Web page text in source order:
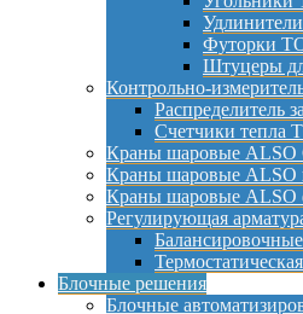
Футорки
Штуцеры
Контрольно-
Распределитель
Счетчики тепла
Краны шаровые ALSO
Краны шаровые ALSO
Краны шаровые ALSO
Регулирующая
Блочные решения
Блочные